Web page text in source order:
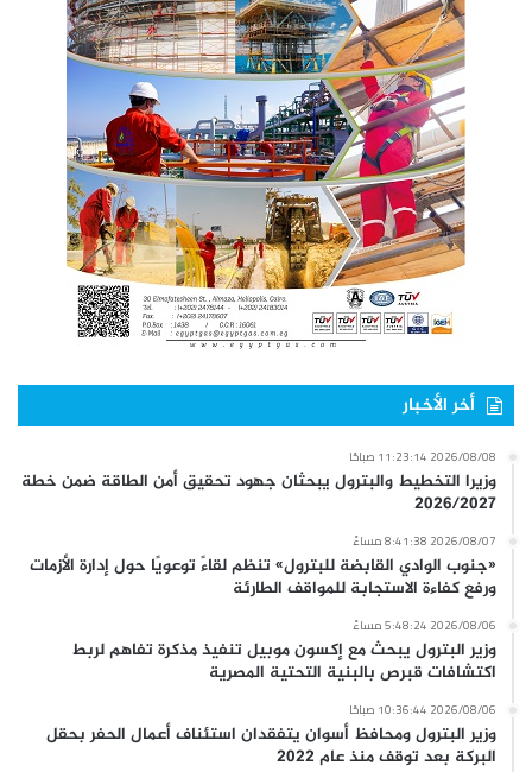
أخر الأخبار
2026/08/08 11:23:14 صباحًا
وزيرا التخطيط والبترول يبحثان جهود تحقيق أمن الطاقة ضمن خطة
2026/2027
2026/08/07 8:41:38 مساءً
«جنوب الوادي القابضة للبترول» تنظم لقاءً توعويًا حول إدارة الأزمات
ورفع كفاءة الاستجابة للمواقف الطارئة
2026/08/06 5:48:24 مساءً
وزير البترول يبحث مع إكسون موبيل تنفيذ مذكرة تفاهم لربط
اكتشافات قبرص بالبنية التحتية المصرية
2026/08/06 10:36:44 صباحًا
وزير البترول ومحافظ أسوان يتفقدان استئناف أعمال الحفر بحقل
البركة بعد توقف منذ عام 2022